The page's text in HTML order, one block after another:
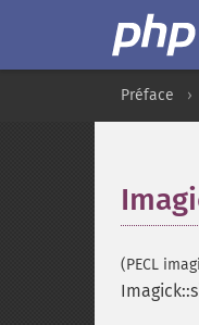
Préface
(PECL